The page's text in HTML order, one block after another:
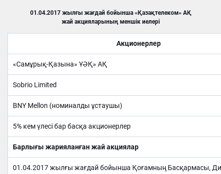
01.04.2017 жылғы жағдай бойынша «Қазақтелеком» АҚ
жай акцияларының меншік иелері
Акционерлер
«Самұрық-Қазына» ҰӘҚ» АҚ
Sobrio Limited
BNY Mellon (номиналды ұстаушы)
5% кем үлесі бар басқа акционерлер
Барлығы жарияланған жай акциялар
01.04.2017 жылғы жағдай бойынша Қоғамның Басқармасы,